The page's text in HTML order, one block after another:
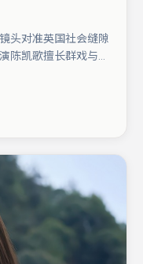
头对准英国社会缝隙
陈凯歌擅长群戏与空
供反差与喜剧/悬疑
，适合周末一口气追